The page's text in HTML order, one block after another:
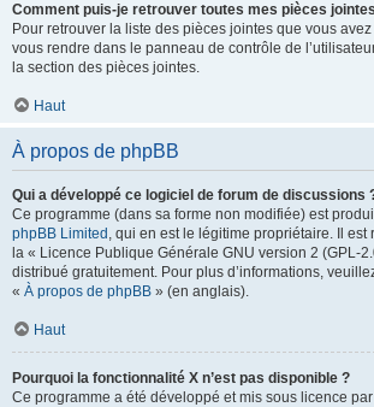
Comment puis-je retrouver toutes mes pièces
Pour retrouver la liste des pièces jointes que vous
vous rendre dans le panneau de contrôle de
la section des pièces jointes.
Haut
À propos de phpBB
Qui a développé ce logiciel de forum de discussions
Ce programme (dans sa forme non modifiée) est
phpBB Limited , qui en est le légitime propriétaire. Il
la « Licence Publique Générale GNU version 2 (GPL-
distribué gratuitement. Pour plus d’informations,
« À propos de phpBB » (en anglais).
Haut
Pourquoi la fonctionnalité X n’est pas disponible ?
Ce programme a été développé et mis sous licence